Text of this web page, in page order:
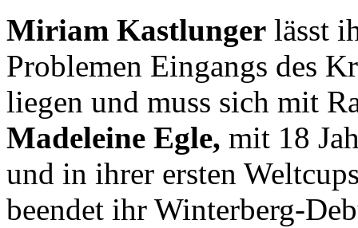
Miriam Kastlunger lässt
Problemen Eingangs des
liegen und muss sich mit
Madeleine Egle, mit 18
und in ihrer ersten
beendet ihr Winterberg-